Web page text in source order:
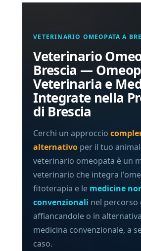
VETERINARIO OMEOPATA A
Veterinario
Brescia —
Veterinaria e
Integrate nella
di Brescia
Cerchi un approccio
alternativo per il tuo
veterinario omeopata è un
veterinario che integra
fitoterapia e le medicine
convenzionali nel
affiancandole o in
medicina convenzionale, a
caso.